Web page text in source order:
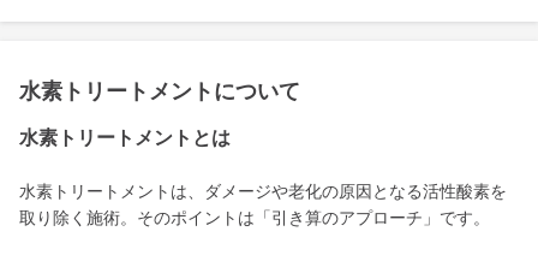
水素トリートメントについて
水素トリートメントとは
水素トリートメントは、ダメージや老化の原因となる活性酸素を
取り除く施術。そのポイントは「引き算のアプローチ」です。